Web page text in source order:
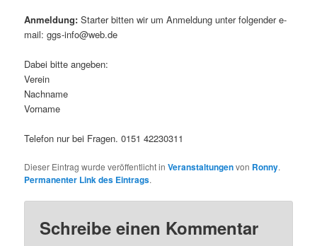
Anmeldung: Starter bitten wir um Anmeldung unter folgender e-
mail: ggs-info@web.de
Dabei bitte angeben:
Verein
Nachname
Vorname
Telefon nur bei Fragen. 0151 42230311
Dieser Eintrag wurde veröffentlicht inVeranstaltungenvon Ronny.
Permanenter Link des Eintrags.
Schreibe einen Kommentar